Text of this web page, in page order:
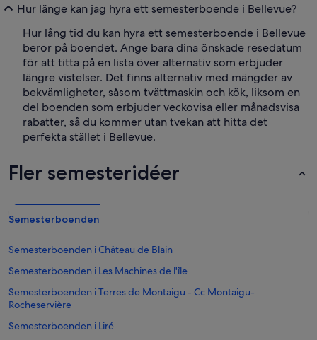
Hur länge kan jag hyra ett semesterboende i Bellevue?
Hur lång tid du kan hyra ett semesterboende i Bellevue
beror på boendet. Ange bara dina önskade resedatum
för att titta på en lista över alternativ som erbjuder
längre vistelser. Det finns alternativ med mängder av
bekvämligheter, såsom tvättmaskin och kök, liksom en
del boenden som erbjuder veckovisa eller månadsvisa
rabatter, så du kommer utan tvekan att hitta det
perfekta stället i Bellevue.
Fler semesteridéer
Semesterboenden
Semesterboenden i Château de Blain
Semesterboenden i Les Machines de l'île
Semesterboenden i Terres de Montaigu - Cc Montaigu-
Rocheservière
Semesterboenden i Liré